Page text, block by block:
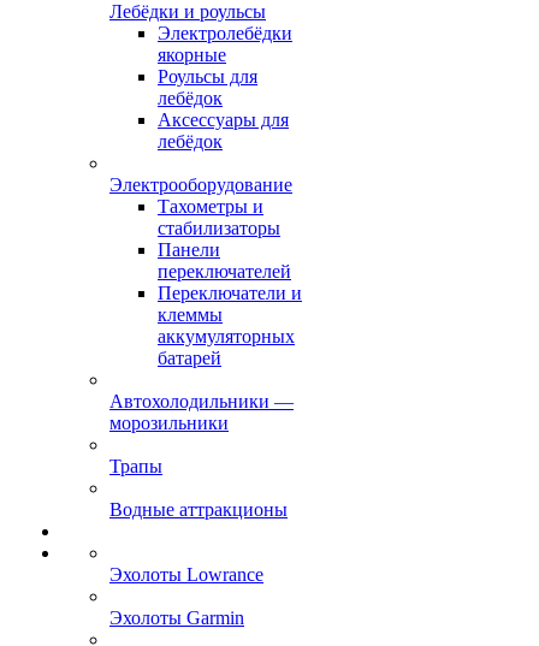
Лебёдки и роульсы
Электролебёдки
якорные
Роульсы для
лебёдок
Аксессуары для
лебёдок
Электрооборудование
Тахометры и
стабилизаторы
Панели
переключателей
Переключатели и
клеммы
аккумуляторных
батарей
Автохолодильники —
морозильники
Трапы
Водные аттракционы
Эхолоты Lowrance
Эхолоты Garmin